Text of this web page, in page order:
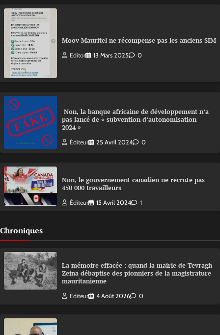
Moov Mauritel ne récompense pas les anciens SIM
Editor 13 Mars 2025 0
Non, la banque africaine de développement n’a
pas lancé de « subvention d’autonomisation
2024 »
Éditeur 25 Avril 2024 0
Non, le gouvernement canadien ne recrute pas
450 000 travailleurs
Éditeur 15 Avril 2024 1
Chroniques
La mémoire effacée : quand la mairie de Tevragh-
Zeina débaptise des pionniers de la magistrature
mauritanienne
Éditeur 4 Août 2026 0